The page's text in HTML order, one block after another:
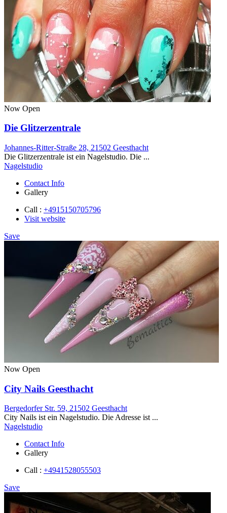
Now Open
Die Glitzerzentrale
Johannes-Ritter-Straße 28, 21502 Geesthacht
Die Glitzerzentrale ist ein Nagelstudio. Die ...
Nagelstudio
Contact Info
Gallery
Call : +4915150705796
Visit website
Save
Now Open
City Nails Geesthacht
Bergedorfer Str. 59, 21502 Geesthacht
City Nails ist ein Nagelstudio. Die Adresse ist ...
Nagelstudio
Contact Info
Gallery
Call : +4941528055503
Save